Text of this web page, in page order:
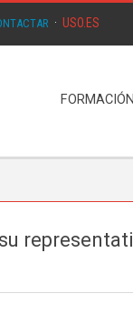
· USO.ES
FORMACIÓN